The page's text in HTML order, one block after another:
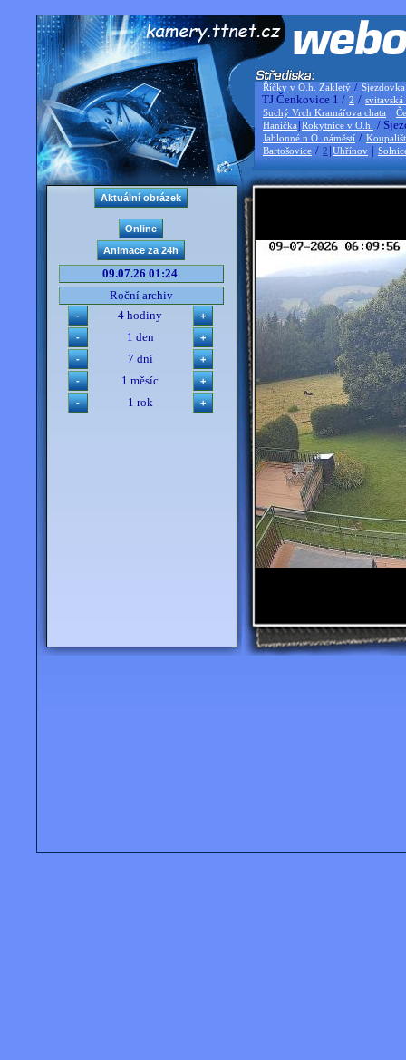
Říčky v O.h. Zakletý / Sjezdovka
TJ Čenkovice 1 / 2 / svitavská
Suchý Vrch Kramářova chata |
Hanička |Rokytnice v O.h. /
Jablonné n O. náměstí /
Bartošovice / 2 |Uhřínov |
09.07.26 01:24
Roční archiv
4 hodiny
1 den
7 dní
1 měsíc
1 rok